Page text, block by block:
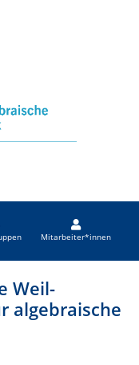
Mitarbeiter*innen
Weil-
algebraische